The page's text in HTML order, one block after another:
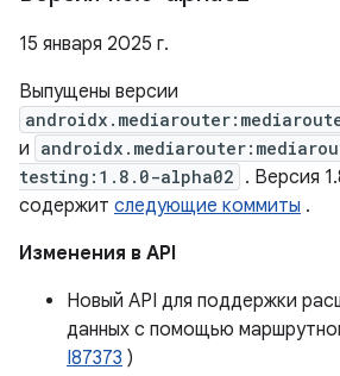
15 января 2025 г.
Выпущены версии
и
testing:1.8.0-alpha02 . Версия
содержит следующие коммиты .
Изменения в API
Новый API для поддержки
данных с помощью
I87373 )